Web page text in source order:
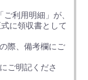
利用明細」が、
に領収書として
際、備考欄にご
ご明記くださ